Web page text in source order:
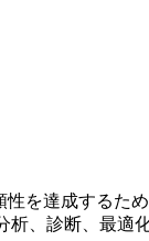
性を達成する
、診断、最適